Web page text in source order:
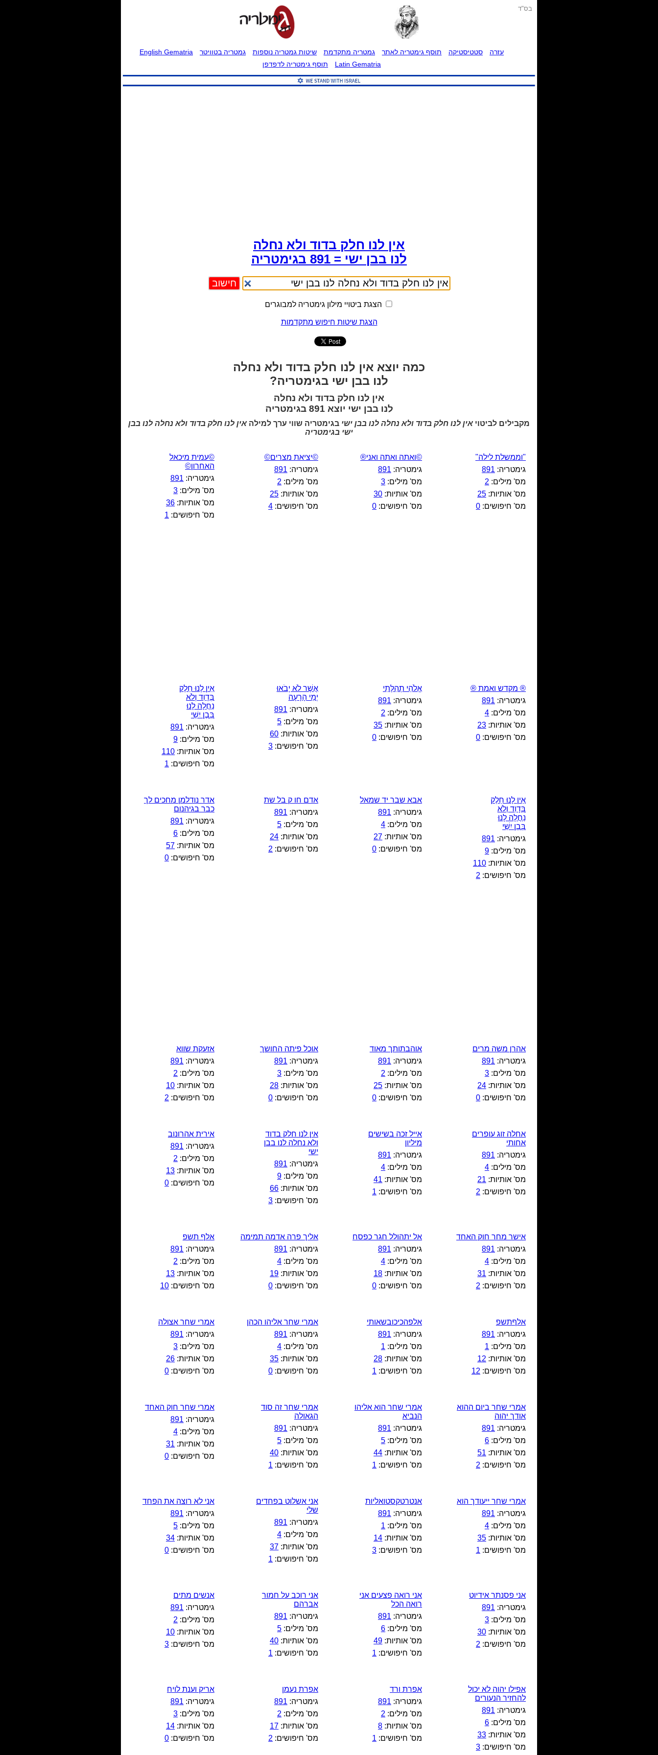
בס"ד
עזרה סטטיסטיקה תוסף גימטריה לאתר גמטריה מתקדמת שיטות גמטריה נוספות גמטריה בטוויטר
English Gematria
Latin Gematria
תוסף גימטריה לדפדפן
אין לנו חלק בדוד ולא נחלה
לנו בבן ישי = 891 בגימטריה
הצגת ביטויי מילון גימטריה למבוגרים
הצגת שיטות חיפוש מתקדמות
כמה יוצא אין לנו חלק בדוד ולא נחלה
לנו בבן ישי בגימטריה?
אין לנו חלק בדוד ולא נחלה
לנו בבן ישי יוצא 891 בגימטריה
מקבילים לביטוי אין לנו חלק בדוד ולא נחלה לנו בבן ישי בגימטריה שווי ערך למילה אין לנו חלק בדוד ולא נחלה לנו בבן
ישי בגימטריה
"וממשלת לילה"
גימטריה: 891
מס' מילים: 2
מס' אותיות: 25
מס' חיפושים: 0
©ואתה ואתה ואני®
גימטריה: 891
מס' מילים: 3
מס' אותיות: 30
מס' חיפושים: 0
©יציאת מצרים©
גימטריה: 891
מס' מילים: 2
מס' אותיות: 25
מס' חיפושים: 4
©עמית מיכאל
האחרון©
גימטריה: 891
מס' מילים: 3
מס' אותיות: 36
מס' חיפושים: 1
® מקדש ואמת ®
גימטריה: 891
מס' מילים: 4
מס' אותיות: 23
מס' חיפושים: 0
אֱלֹהֵי תְהִלָּתִי
גימטריה: 891
מס' מילים: 2
מס' אותיות: 35
מס' חיפושים: 0
אֲשֶׁר לֹא יָבֹאוּ
יְמֵי הָרָעָה
גימטריה: 891
מס' מילים: 5
מס' אותיות: 60
מס' חיפושים: 3
אֵין לָנוּ חֵלֶק
בְּדָוִד וְלֹא
נַחֲלָה לָנוּ
בְּבֶן יִשַׁי
גימטריה: 891
מס' מילים: 9
מס' אותיות: 110
מס' חיפושים: 1
אֵין לָנוּ חֵלֶק
בְּדָוִד וְלֹא
נַחֲלָה לָנוּ
בְּבֶן יִשַׁי
גימטריה: 891
מס' מילים: 9
מס' אותיות: 110
מס' חיפושים: 2
אבא שבר יד שמאל
גימטריה: 891
מס' מילים: 4
מס' אותיות: 27
מס' חיפושים: 0
אדם חו ק בל שת
גימטריה: 891
מס' מילים: 5
מס' אותיות: 24
מס' חיפושים: 2
אדר נודלמן מחכים לך
כבר בגיהנום
גימטריה: 891
מס' מילים: 6
מס' אותיות: 57
מס' חיפושים: 0
אהרן משה מרים
גימטריה: 891
מס' מילים: 3
מס' אותיות: 24
מס' חיפושים: 0
אוהבתותך מאוד
גימטריה: 891
מס' מילים: 2
מס' אותיות: 25
מס' חיפושים: 0
אוכל פיתה החושך
גימטריה: 891
מס' מילים: 3
מס' אותיות: 28
מס' חיפושים: 0
אזעקת שווא
גימטריה: 891
מס' מילים: 2
מס' אותיות: 10
מס' חיפושים: 2
אחלה זוג עופרים
אחותי
גימטריה: 891
מס' מילים: 4
מס' אותיות: 21
מס' חיפושים: 2
אייל זכה בשישים
מיליון
גימטריה: 891
מס' מילים: 4
מס' אותיות: 41
מס' חיפושים: 1
אין לנו חלק בדוד
ולא נחלה לנו בבן
ישי
גימטריה: 891
מס' מילים: 9
מס' אותיות: 66
מס' חיפושים: 3
אירית אהרונוב
גימטריה: 891
מס' מילים: 2
מס' אותיות: 13
מס' חיפושים: 0
אישר מחר חוק האחד
גימטריה: 891
מס' מילים: 4
מס' אותיות: 31
מס' חיפושים: 2
אל יתהולל חגר כפסח
גימטריה: 891
מס' מילים: 4
מס' אותיות: 18
מס' חיפושים: 0
אליך פרה אדמה תמימה
גימטריה: 891
מס' מילים: 4
מס' אותיות: 19
מס' חיפושים: 0
אלף תשפ
גימטריה: 891
מס' מילים: 2
מס' אותיות: 13
מס' חיפושים: 10
אלףתשפ
גימטריה: 891
מס' מילים: 1
מס' אותיות: 12
מס' חיפושים: 12
אלפהכיכובשאותי
גימטריה: 891
מס' מילים: 1
מס' אותיות: 28
מס' חיפושים: 1
אמרי שחר אליהו הכהן
גימטריה: 891
מס' מילים: 4
מס' אותיות: 35
מס' חיפושים: 0
אמרי שחר אצולה
גימטריה: 891
מס' מילים: 3
מס' אותיות: 26
מס' חיפושים: 0
אמרי שחר ביום ההוא
אודך יהוה
גימטריה: 891
מס' מילים: 6
מס' אותיות: 51
מס' חיפושים: 2
אמרי שחר הוא אליהו
הנביא
גימטריה: 891
מס' מילים: 5
מס' אותיות: 44
מס' חיפושים: 1
אמרי שחר זה סוד
הגאולה
גימטריה: 891
מס' מילים: 5
מס' אותיות: 40
מס' חיפושים: 1
אמרי שחר חוק האחד
גימטריה: 891
מס' מילים: 4
מס' אותיות: 31
מס' חיפושים: 0
אמרי שחר ייעודך הוא
גימטריה: 891
מס' מילים: 4
מס' אותיות: 35
מס' חיפושים: 1
אנטרטקסטואליות
גימטריה: 891
מס' מילים: 1
מס' אותיות: 14
מס' חיפושים: 3
אני אשלוט בפחדים
שלי
גימטריה: 891
מס' מילים: 4
מס' אותיות: 37
מס' חיפושים: 1
אני לא רוצה את הפחד
גימטריה: 891
מס' מילים: 5
מס' אותיות: 34
מס' חיפושים: 0
אני פסנתר אידיוט
גימטריה: 891
מס' מילים: 3
מס' אותיות: 30
מס' חיפושים: 2
אני רואה פצעים אני
רואה הכל
גימטריה: 891
מס' מילים: 6
מס' אותיות: 49
מס' חיפושים: 1
אני רוכב על חמור
אברהם
גימטריה: 891
מס' מילים: 5
מס' אותיות: 40
מס' חיפושים: 1
אנשים מתים
גימטריה: 891
מס' מילים: 2
מס' אותיות: 10
מס' חיפושים: 3
אפילו יהוה לא יכול
להחזיר הנעורים
גימטריה: 891
מס' מילים: 6
מס' אותיות: 33
מס' חיפושים: 3
אפרת ורד
גימטריה: 891
מס' מילים: 2
מס' אותיות: 8
מס' חיפושים: 1
אפרת נעמן
גימטריה: 891
מס' מילים: 2
מס' אותיות: 17
מס' חיפושים: 2
אריק וענת לויח
גימטריה: 891
מס' מילים: 3
מס' אותיות: 14
מס' חיפושים: 0